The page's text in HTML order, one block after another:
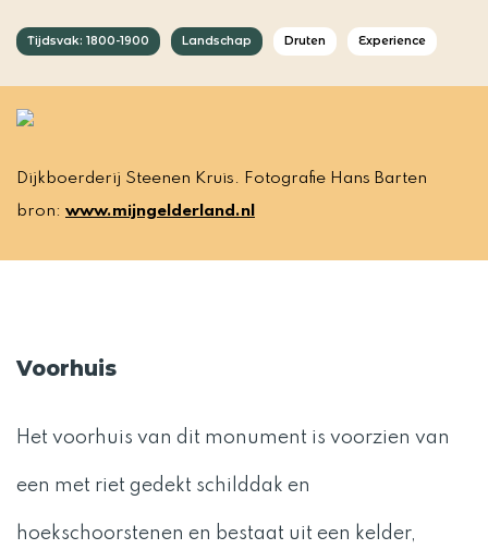
Tijdsvak: 1800-1900 Landschap Druten Experience
Dijkboerderij Steenen Kruis. Fotografie Hans Barten
bron: www.mijngelderland.nl
Voorhuis
Het voorhuis van dit monument is voorzien van
een met riet gedekt schilddak en
hoekschoorstenen en bestaat uit een kelder,